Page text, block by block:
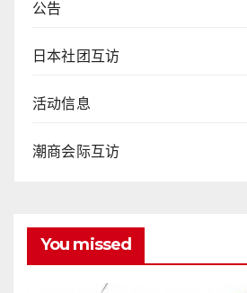
公告
日本社团互访
活动信息
潮商会际互访
You missed